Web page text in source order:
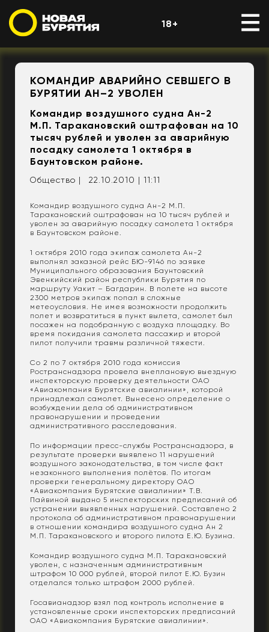
18+
КОМАНДИР АВАРИЙНО СЕВШЕГО В
БУРЯТИИ АН–2 УВОЛЕН
Командир воздушного судна Ан-2
М.П. Таракановский оштрафован на 10
тысяч рублей и уволен за аварийную
посадку самолета 1 октября в
Баунтовском районе.
Общество | 22.10.2010 | 11:11
Командир воздушного судна Ан-2 М.П.
Таракановский оштрафован на 10 тысяч рублей и
уволен за аварийную посадку самолета 1 октября
в Баунтовском районе.
1 октября 2010 года экипаж самолета Ан-2
выполнял заказной рейс БЮ-9146 по заявке
Муниципального образования Баунтовский
Эвенкийский район республики Бурятия по
маршруту Уакит – Багдарин. В полете на высоте
2300 метров экипаж попал в сложные
метеоусловия. Не имея возможности продолжить
полет и возвратиться в пункт вылета, самолет был
посажен на подобранную с воздуха площадку. Во
время покидания самолета пассажир и второй
пилот получили травмы различной тяжести.
Со 2 по 7 октября 2010 года комиссия
Ространснадзора провела внеплановую выездную
инспекторскую проверку деятельности ОАО
«Авиакомпания Бурятские авиалинии», которой
принадлежал самолет. Вынесено определение о
возбуждении дела об административном
правонарушении и проведении
административного расследования.
По информации пресс-службы Ространснадзора, в
результате проверки выявлено 11 нарушений
воздушного законодательства, в том числе факт
незаконного выполнения полётов. По итогам
проверки генеральному директору ОАО
«Авиакомпания Бурятские авиалинии» Т.В.
Пайвиной выдано 5 инспекторских предписаний об
устранении выявленных нарушений. Составлено 2
протокола об административном правонарушении
в отношении командира воздушного судна Ан 2
М.П. Таракановского и второго пилота Е.Ю. Бузина.
Командир воздушного судна М.П. Таракановский
уволен, с назначенным административным
штрафом 10 000 рублей, второй пилот Е.Ю. Бузин
отделался только штрафом 2000 рублей.
Госавианадзор взял под контроль исполнение в
установленные сроки инспекторских предписаний
ОАО «Авиакомпания Бурятские авиалинии».